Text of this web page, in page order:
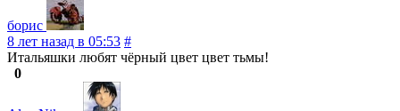
борис
8 лет назад в 05:53 #
Итальяшки любят чёрный цвет цвет тьмы!
0